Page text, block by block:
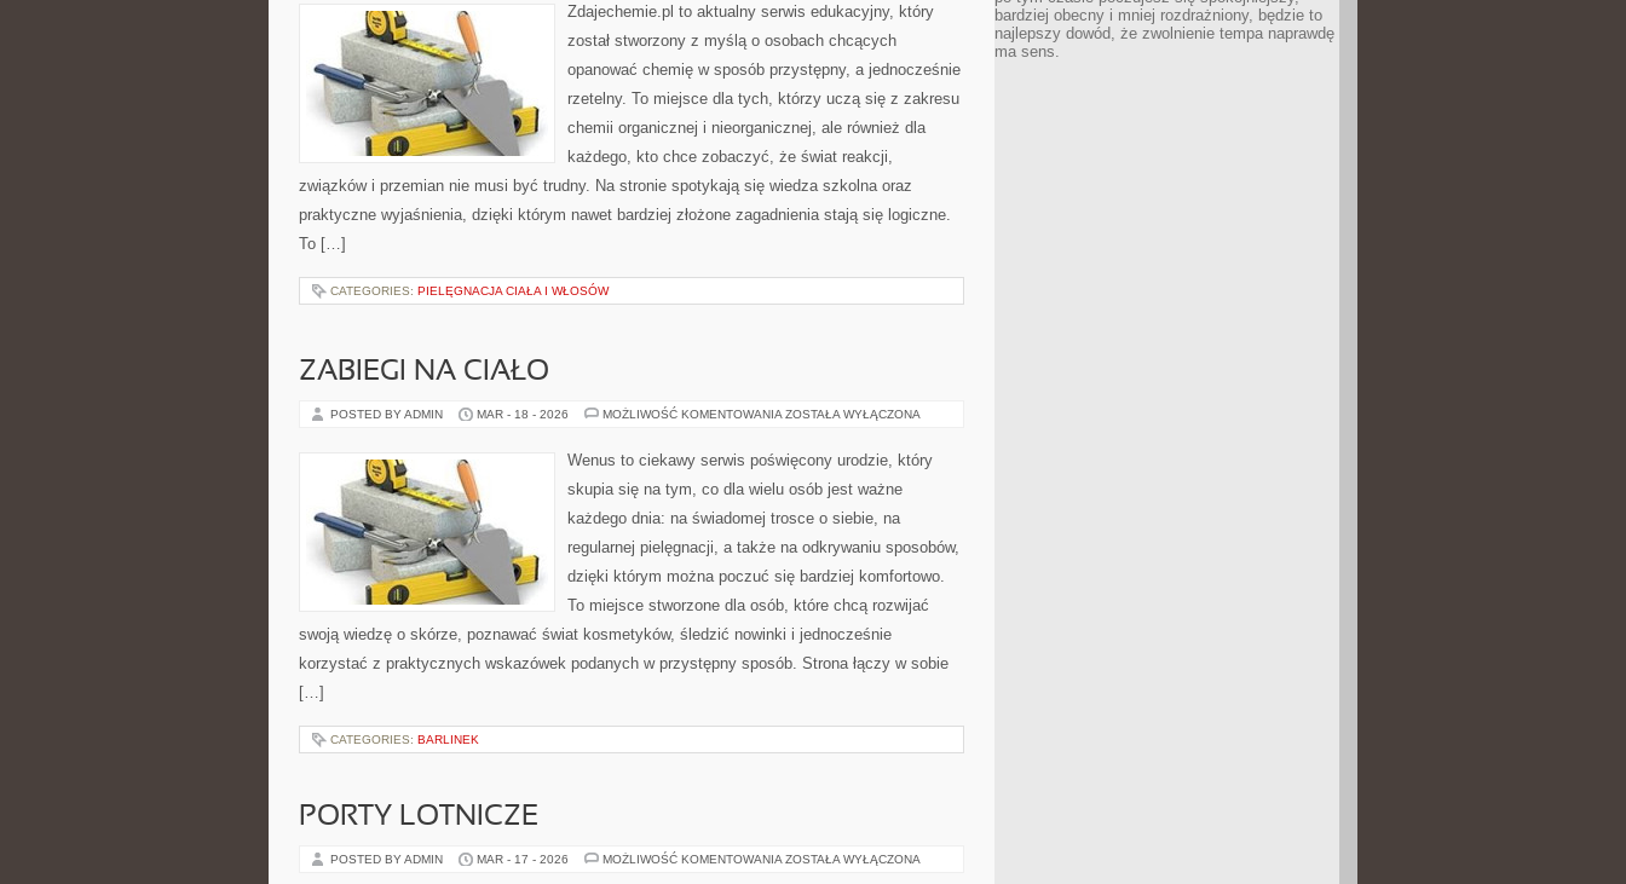
Zdajechemie.pl to aktualny serwis edukacyjny, który
został stworzony z myślą o osobach chcących
opanować chemię w sposób przystępny, a jednocześnie
rzetelny. To miejsce dla tych, którzy uczą się z zakresu
chemii organicznej i nieorganicznej, ale również dla
każdego, kto chce zobaczyć, że świat reakcji,
związków i przemian nie musi być trudny. Na stronie spotykają się wiedza szkolna oraz
praktyczne wyjaśnienia, dzięki którym nawet bardziej złożone zagadnienia stają się logiczne.
To […]
CATEGORIES: PIELĘGNACJA CIAŁA I WŁOSÓW
ZABIEGI NA CIAŁO
POSTED BY ADMIN MAR - 18 - 2026 MOŻLIWOŚĆ KOMENTOWANIA ZABIEGI
ZOSTAŁA WYŁĄCZONA
Wenus to ciekawy serwis poświęcony urodzie, który
skupia się na tym, co dla wielu osób jest ważne
każdego dnia: na świadomej trosce o siebie, na
regularnej pielęgnacji, a także na odkrywaniu sposobów,
dzięki którym można poczuć się bardziej komfortowo.
To miejsce stworzone dla osób, które chcą rozwijać
swoją wiedzę o skórze, poznawać świat kosmetyków, śledzić nowinki i jednocześnie
korzystać z praktycznych wskazówek podanych w przystępny sposób. Strona łączy w sobie
[…]
CATEGORIES: BARLINEK
PORTY LOTNICZE
POSTED BY ADMIN MAR - 17 - 2026 MOŻLIWOŚĆ KOMENTOWANIA PORTY
ZOSTAŁA WYŁĄCZONA
bardziej obecny i mniej rozdrażniony, będzie to
najlepszy dowód, że zwolnienie tempa naprawdę
ma sens.